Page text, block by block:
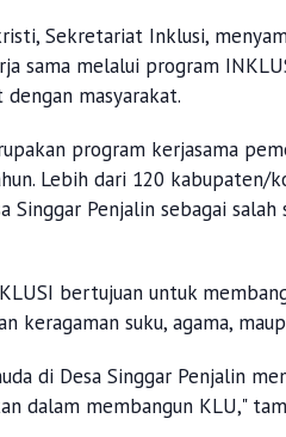
Sekretariat Inklusi,
sama melalui program
masyarakat.
program kerjasama
Lebih dari 120 kabupaten/
Singgar Penjalin sebagai
bertujuan untuk
keragaman suku, agama,
di Desa Singgar Penjalin
dalam membangun KLU,"